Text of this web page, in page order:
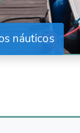
náuticos